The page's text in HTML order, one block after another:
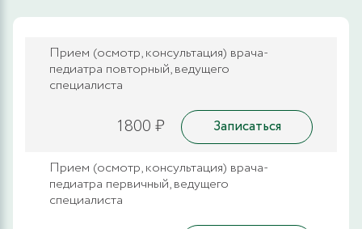
Прием (осмотр, консультация) врача-
педиатра повторный, ведущего
специалиста
1800 ₽ Записаться
Прием (осмотр, консультация) врача-
педиатра первичный, ведущего
специалиста